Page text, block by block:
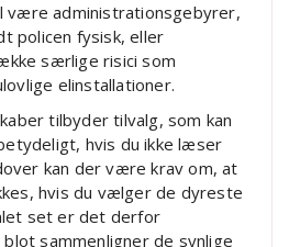
være administrationsgebyrer,
policen fysisk, eller
særlige risici som
elinstallationer.
tilbyder tilvalg, som kan
hvis du ikke læser
kan der være krav om, at
hvis du vælger de dyreste
set er det derfor
sammenligner de synlige